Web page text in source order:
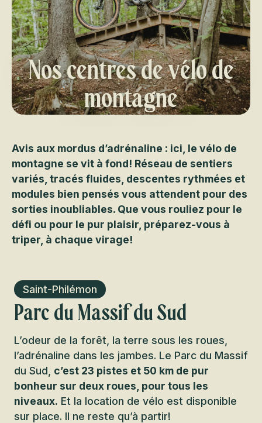
Nos centres de vélo de
montagne
Avis aux mordus d’adrénaline : ici, le vélo de
montagne se vit à fond! Réseau de sentiers
variés, tracés fluides, descentes rythmées et
modules bien pensés vous attendent pour des
sorties inoubliables. Que vous rouliez pour le
défi ou pour le pur plaisir, préparez-vous à
triper, à chaque virage!
Saint-Philémon
Parc du Massif du Sud
L’odeur de la forêt, la terre sous les roues,
l’adrénaline dans les jambes. Le Parc du Massif
du Sud, c’est 23 pistes et 50 km de pur
bonheur sur deux roues, pour tous les
niveaux. Et la location de vélo est disponible
sur place. Il ne reste qu’à partir!